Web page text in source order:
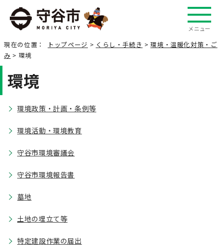
メニュー
現在の位置： トップページ > くらし・手続き >環境・温暖化対策・ご
み > 環境
環境
環境政策・計画・条例等
環境活動・環境教育
守谷市環境審議会
守谷市環境報告書
墓地
土地の埋立て等
特定建設作業の届出